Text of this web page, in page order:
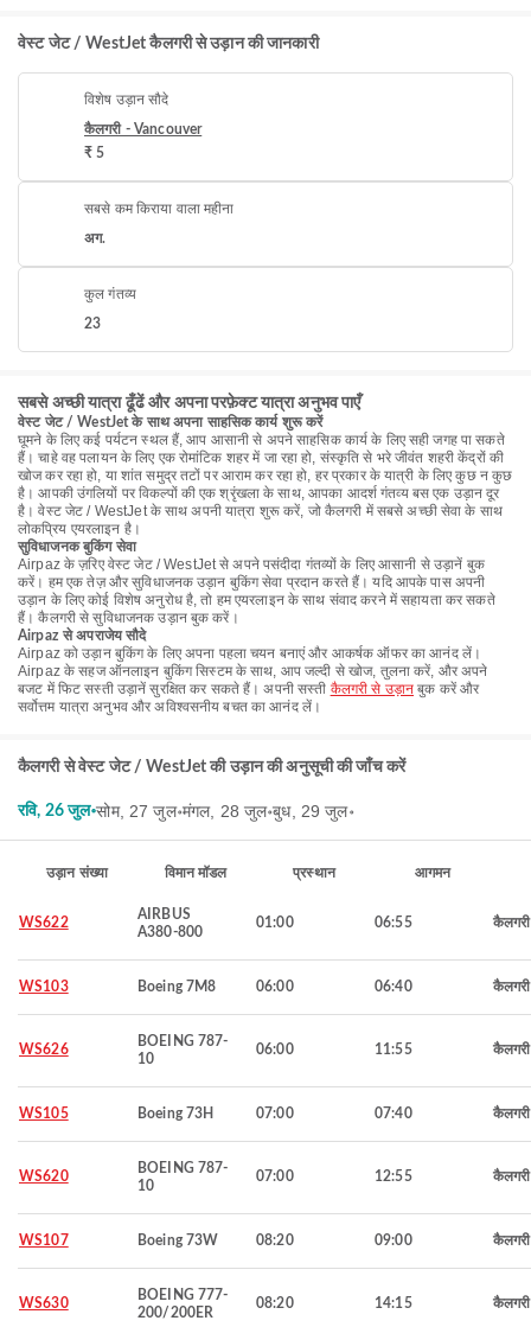
वेस्ट जेट / WestJet कैलगरी से उड़ान की जानकारी
विशेष उड़ान सौदे
कैलगरी - Vancouver
₹ 5
सबसे कम किराया वाला महीना
अग.
कुल गंतव्य
23
सबसे अच्छी यात्रा ढूँढें और अपना परफ़ेक्ट यात्रा अनुभव पाएँ
वेस्ट जेट / WestJet के साथ अपना साहसिक कार्य शुरू करें
घूमने के लिए कई पर्यटन स्थल हैं, आप आसानी से अपने साहसिक कार्य के लिए सही जगह पा सकते
हैं। चाहे वह पलायन के लिए एक रोमांटिक शहर में जा रहा हो, संस्कृति से भरे जीवंत शहरी केंद्रों की
खोज कर रहा हो, या शांत समुद्र तटों पर आराम कर रहा हो, हर प्रकार के यात्री के लिए कुछ न कुछ
है। आपकी उंगलियों पर विकल्पों की एक श्रृंखला के साथ, आपका आदर्श गंतव्य बस एक उड़ान दूर
है। वेस्ट जेट / WestJet के साथ अपनी यात्रा शुरू करें, जो कैलगरी में सबसे अच्छी सेवा के साथ
लोकप्रिय एयरलाइन है।
सुविधाजनक बुकिंग सेवा
Airpaz के ज़रिए वेस्ट जेट / WestJet से अपने पसंदीदा गंतव्यों के लिए आसानी से उड़ानें बुक
करें। हम एक तेज़ और सुविधाजनक उड़ान बुकिंग सेवा प्रदान करते हैं। यदि आपके पास अपनी
उड़ान के लिए कोई विशेष अनुरोध है, तो हम एयरलाइन के साथ संवाद करने में सहायता कर सकते
हैं। कैलगरी से सुविधाजनक उड़ान बुक करें।
Airpaz से अपराजेय सौदे
Airpaz को उड़ान बुकिंग के लिए अपना पहला चयन बनाएं और आकर्षक ऑफर का आनंद लें।
Airpaz के सहज ऑनलाइन बुकिंग सिस्टम के साथ, आप जल्दी से खोज, तुलना करें, और अपने
बजट में फिट सस्ती उड़ानें सुरक्षित कर सकते हैं। अपनी सस्ती कैलगरी से उड़ान बुक करें और
सर्वोत्तम यात्रा अनुभव और अविश्वसनीय बचत का आनंद लें।
कैलगरी से वेस्ट जेट / WestJet की उड़ान की अनुसूची की जाँच करें
रवि, 26 जुल॰सोम, 27 जुल॰मंगल, 28 जुल॰बुध, 29 जुल॰
उड़ान संख्या विमान मॉडल प्रस्थान आगमन
WS622
AIRBUS
A380-800
01:00 06:55 कैलगरी
WS103 Boeing 7M8 06:00 06:40 कैलगरी
WS626
BOEING 787-
10
06:00 11:55 कैलगरी
WS105 Boeing 73H 07:00 07:40 कैलगरी
WS620
BOEING 787-
10
07:00 12:55 कैलगरी
WS107 Boeing 73W 08:20 09:00 कैलगरी
WS630
BOEING 777-
200/200ER
08:20 14:15 कैलगरी